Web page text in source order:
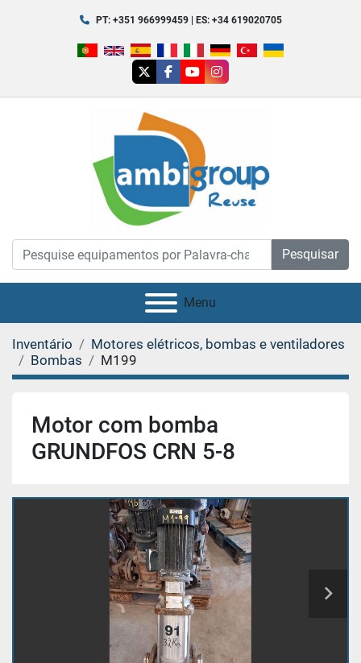
PT: +351 966999459 | ES: +34 619020705
twitterfacebook
youtubeinstagram
Pesquisar
Menu
Inventário
Motores elétricos, bombas e ventiladores
Bombas
M199
Motor com bomba
GRUNDFOS CRN 5-8